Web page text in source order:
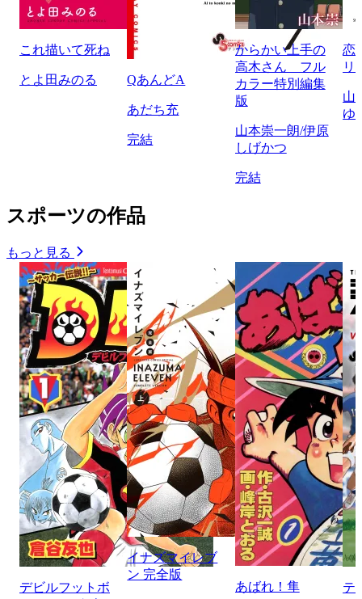
これ描いて死ね
とよ田みのる QあんどA
あだち充
完結
からかい上手の
高木さん フル
カラー特別編集
版
山本崇一朗/伊原
しげかつ
完結
恋
リ
山
ゆ
スポーツの作品
もっと見る
デビルフットボ
イナズマイレブ
ン 完全版
あばれ！隼 テ